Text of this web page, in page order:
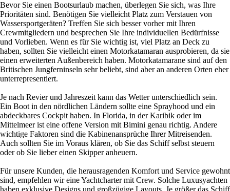
Bevor Sie einen Bootsurlaub machen, überlegen Sie sich, was Ihre
Prioritäten sind. Benötigen Sie vielleicht Platz zum Verstauen von
Wassersportgeräten? Treffen Sie sich besser vorher mit Ihren
Crewmitgliedern und besprechen Sie Ihre individuellen Bedürfnisse
und Vorlieben. Wenn es für Sie wichtig ist, viel Platz an Deck zu
haben, sollten Sie vielleicht einen Motorkatamaran ausprobieren, da sie
einen erweiterten Außenbereich haben. Motorkatamarane sind auf den
Britischen Jungferninseln sehr beliebt, sind aber an anderen Orten eher
unterrepresentiert.
Je nach Revier und Jahreszeit kann das Wetter unterschiedlich sein.
Ein Boot in den nördlichen Ländern sollte eine Sprayhood und ein
abdeckbares Cockpit haben. In Florida, in der Karibik oder im
Mittelmeer ist eine offene Version mit Bimini genau richtig. Andere
wichtige Faktoren sind die Kabinenansprüche Ihrer Mitreisenden.
Auch sollten Sie im Voraus klären, ob Sie das Schiff selbst steuern
oder ob Sie lieber einen Skipper anheuern.
Für unsere Kunden, die herausragenden Komfort und Service gewohnt
sind, empfehlen wir eine Yachtcharter mit Crew. Solche Luxusyachten